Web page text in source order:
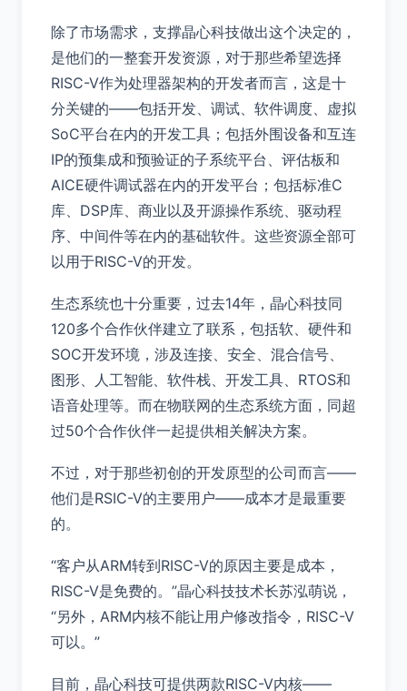
除了市场需求，支撑晶心科技做出这个决定的，
是他们的一整套开发资源，对于那些希望选择
RISC-V作为处理器架构的开发者而言，这是十
分关键的——包括开发、调试、软件调度、虚拟
SoC平台在内的开发工具；包括外围设备和互连
IP的预集成和预验证的子系统平台、评估板和
AICE硬件调试器在内的开发平台；包括标准C
库、DSP库、商业以及开源操作系统、驱动程
序、中间件等在内的基础软件。这些资源全部可
以用于RISC-V的开发。
生态系统也十分重要，过去14年，晶心科技同
120多个合作伙伴建立了联系，包括软、硬件和
SOC开发环境，涉及连接、安全、混合信号、
图形、人工智能、软件栈、开发工具、RTOS和
语音处理等。而在物联网的生态系统方面，同超
过50个合作伙伴一起提供相关解决方案。
不过，对于那些初创的开发原型的公司而言——
他们是RSIC-V的主要用户——成本才是最重要
的。
“客户从ARM转到RISC-V的原因主要是成本，
RISC-V是免费的。”晶心科技技术长苏泓萌说，
“另外，ARM内核不能让用户修改指令，RISC-V
可以。”
目前，晶心科技可提供两款RISC-V内核——